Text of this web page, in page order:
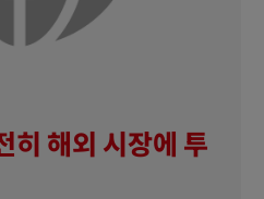
히 해외 시장에 투